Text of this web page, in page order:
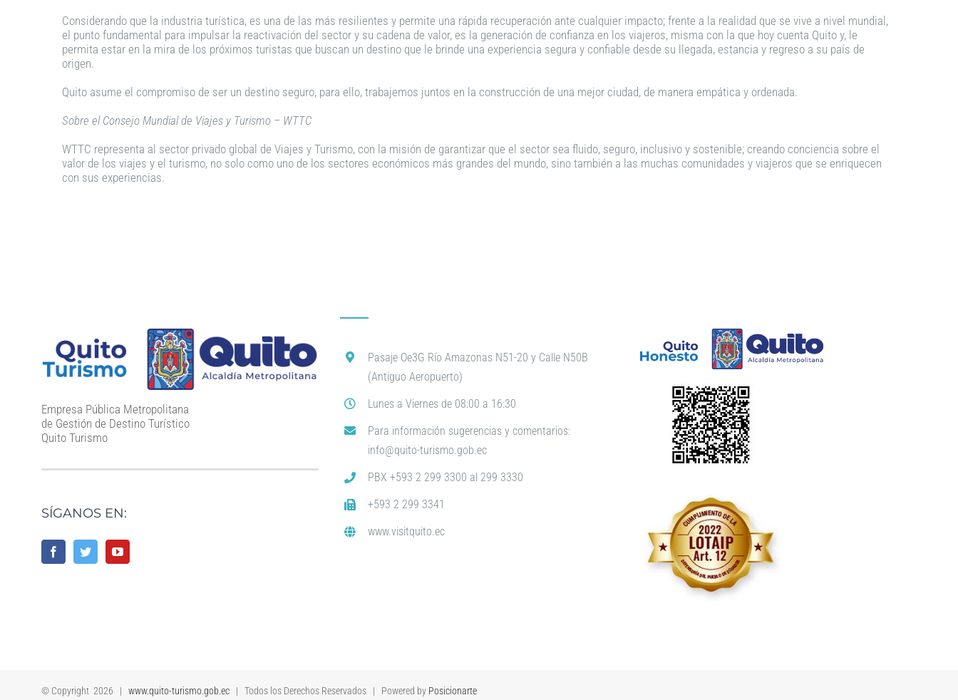
Considerando que la industria turística, es una de las más resilientes y permite una rápida recuperación ante cualquier impacto; frente a la realidad que se vive a nivel mundial,
el punto fundamental para impulsar la reactivación del sector y su cadena de valor, es la generación de confianza en los viajeros, misma con la que hoy cuenta Quito y, le
permita estar en la mira de los próximos turistas que buscan un destino que le brinde una experiencia segura y confiable desde su llegada, estancia y regreso a su país de
origen.
Quito asume el compromiso de ser un destino seguro, para ello, trabajemos juntos en la construcción de una mejor ciudad, de manera empática y ordenada.
Sobre el Consejo Mundial de Viajes y Turismo – WTTC
WTTC representa al sector privado global de Viajes y Turismo, con la misión de garantizar que el sector sea fluido, seguro, inclusivo y sostenible; creando conciencia sobre el
valor de los viajes y el turismo, no solo como uno de los sectores económicos más grandes del mundo, sino también a las muchas comunidades y viajeros que se enriquecen
con sus experiencias.
Empresa Pública Metropolitana
de Gestión de Destino Turístico
Quito Turismo
SÍGANOS EN:
Pasaje Oe3G Río Amazonas N51-20 y Calle N50B
(Antiguo Aeropuerto)
Lunes a Viernes de 08:00 a 16:30
Para información sugerencias y comentarios:
info@quito-turismo.gob.ec
PBX +593 2 299 3300 al 299 3330
+593 2 299 3341
www.visitquito.ec
© Copyright2026 |www.quito-turismo.gob.ec | Todos los Derechos Reservados | Powered by Posicionarte